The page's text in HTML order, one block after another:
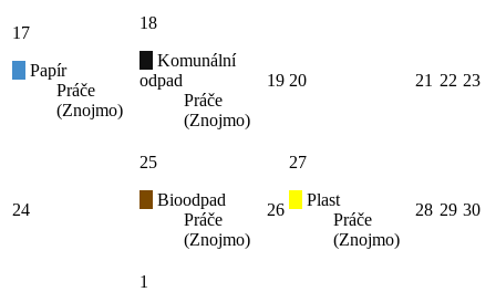
17
Papír
Práče
(Znojmo)
18
Komunální
odpad
Práče
(Znojmo)
19 20 21 22 23
24
25
Bioodpad
Práče
(Znojmo)
26
27
Plast
Práče
(Znojmo)
28 29 30
1